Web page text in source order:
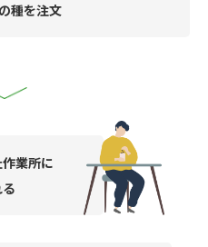
種を注文
業所に